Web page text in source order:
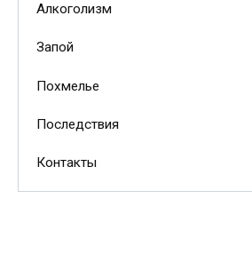
Алкоголизм
Запой
Похмелье
Последствия
Контакты